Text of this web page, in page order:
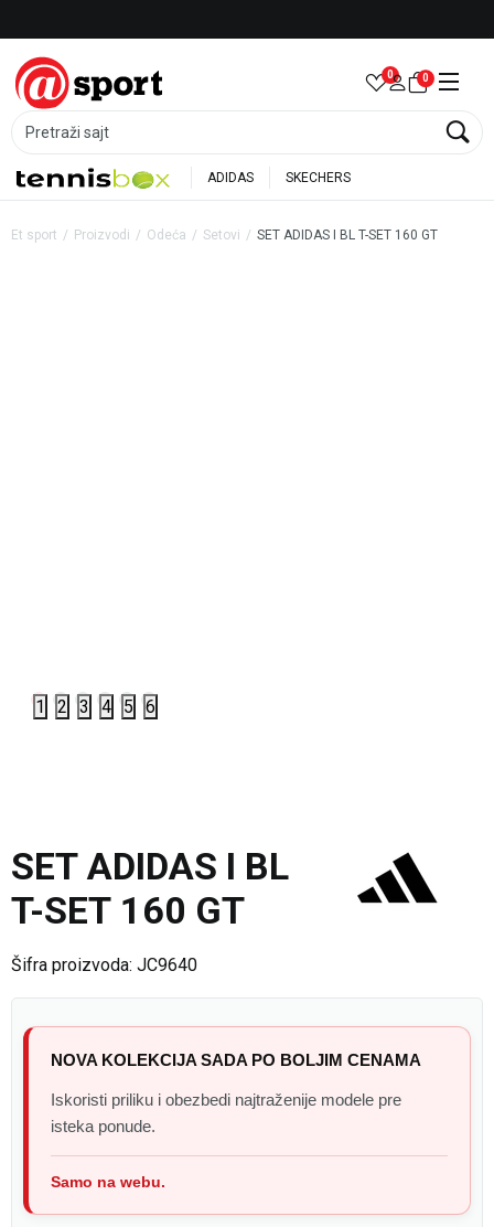
Pretraži sajt
0 0
ADIDAS SKECHERS
Et sport Proizvodi Odeća Setovi SET ADIDAS I BL T-SET 160 GT
1 2 3 4 5 6
SET ADIDAS I BL
T-SET 160 GT
Šifra proizvoda: JC9640
NOVA KOLEKCIJA SADA PO BOLJIM CENAMA
Iskoristi priliku i obezbedi najtraženije modele pre
isteka ponude.
Samo na webu.